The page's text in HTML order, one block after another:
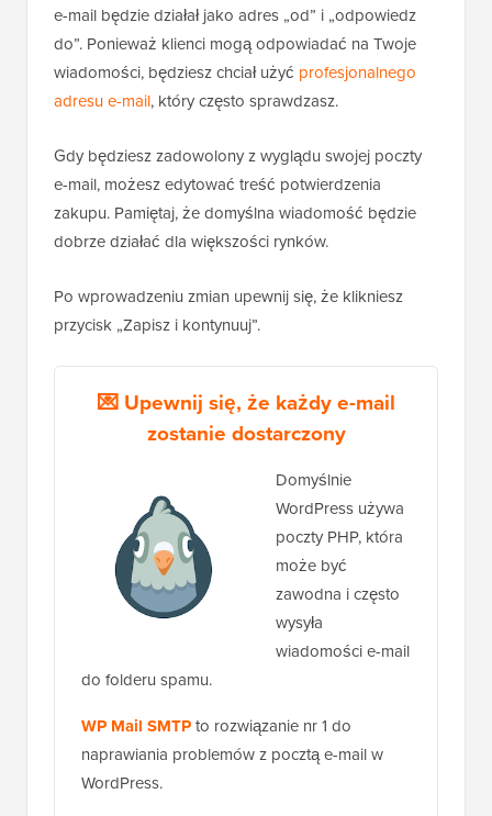
e-mail będzie działał jako adres „od” i „odpowiedz
do”. Ponieważ klienci mogą odpowiadać na Twoje
wiadomości, będziesz chciał użyć profesjonalnego
adresu e-mail, który często sprawdzasz.
Gdy będziesz zadowolony z wyglądu swojej poczty
e-mail, możesz edytować treść potwierdzenia
zakupu. Pamiętaj, że domyślna wiadomość będzie
dobrze działać dla większości rynków.
Po wprowadzeniu zmian upewnij się, że klikniesz
przycisk „Zapisz i kontynuuj”.
💌 Upewnij się, że każdy e-mail
zostanie dostarczony
Domyślnie
WordPress używa
poczty PHP, która
może być
zawodna i często
wysyła
wiadomości e-mail
do folderu spamu.
WP Mail SMTPto rozwiązanie nr 1 do
naprawiania problemów z pocztą e-mail w
WordPress.